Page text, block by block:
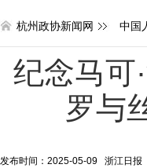
杭州政协新闻网 中国
纪念马可
罗与
发布时间：2025-05-09 浙江日报